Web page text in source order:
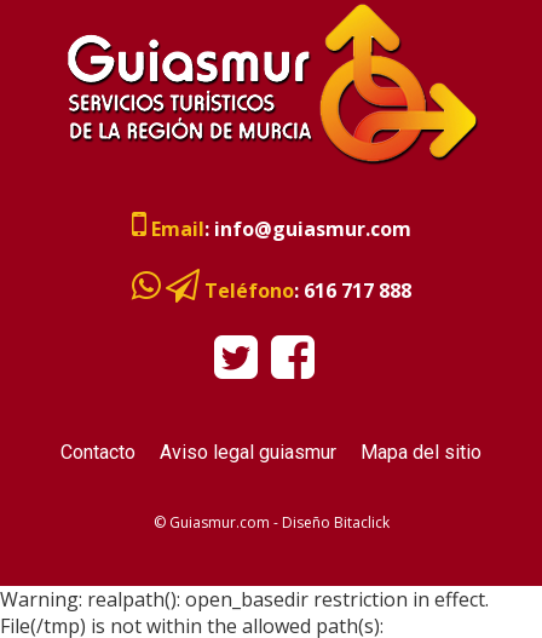
Email: info@guiasmur.com
Teléfono: 616 717 888
Contacto Aviso legal guiasmur Mapa del sitio
© Guiasmur.com - Diseño Bitaclick
Warning: realpath(): open_basedir restriction in effect.
File(/tmp) is not within the allowed path(s):